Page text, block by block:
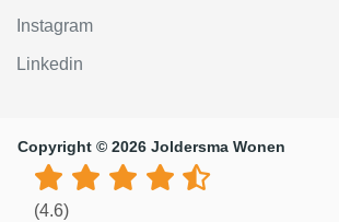
Instagram
Linkedin
Copyright © 2026 Joldersma Wonen
(4.6)